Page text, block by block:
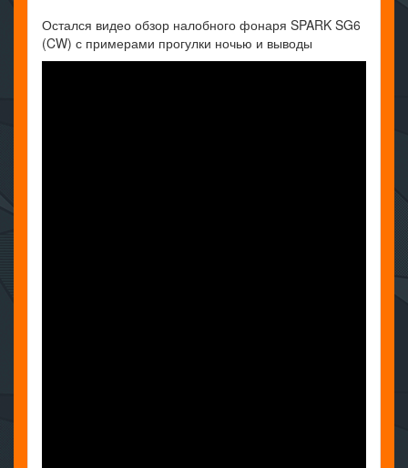
Остался видео обзор налобного фонаря SPARK SG6
(CW) с примерами прогулки ночью и выводы